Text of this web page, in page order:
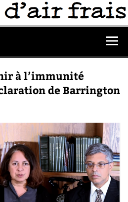
à l’immunité
de Barrington